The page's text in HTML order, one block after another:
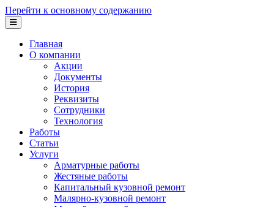
Перейти к основному содержанию
Главная
О компании
Акции
Документы
История
Реквизиты
Сотрудники
Технология
Работы
Статьи
Услуги
Арматурные работы
Жестяные работы
Капитальный кузовной ремонт
Малярно-кузовной ремонт